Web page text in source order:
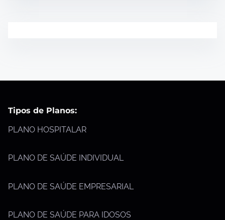
Tipos de Planos:
PLANO HOSPITALAR
PLANO DE SAÚDE INDIVIDUAL
PLANO DE SAÚDE EMPRESARIAL
PLANO DE SAÚDE PARA IDOSOS